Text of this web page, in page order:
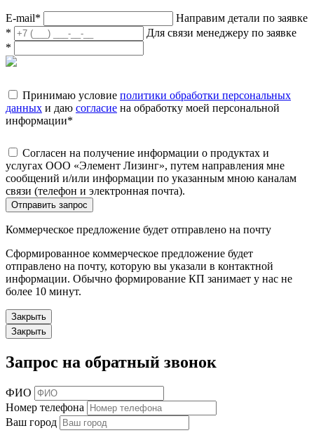
E-mail*
Направим детали по заявке
*
Для связи менеджеру по заявке
*
Принимаю условие политики обработки персональных
данных и даю согласие на обработку моей персональной
информации*
Согласен на получение информации о продуктах и
услугах ООО «Элемент Лизинг», путем направления мне
сообщений и/или информации по указанным мною каналам
связи (телефон и электронная почта).
Отправить запрос
Коммерческое предложение будет отправлено на почту
Сформированное коммерческое предложение будет
отправлено на почту, которую вы указали в контактной
информации. Обычно формирование КП занимает у нас не
более 10 минут.
Закрыть
Закрыть
Запрос на обратный звонок
ФИО
Номер телефона
Ваш город